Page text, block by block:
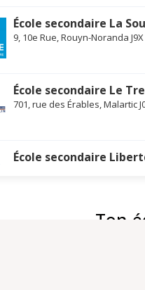
École secondaire La
9, 10e Rue, Rouyn-Noranda J9X
École secondaire Le
701, rue des Érables, Malartic
École secondaire
École secondaire Poly-
Ton